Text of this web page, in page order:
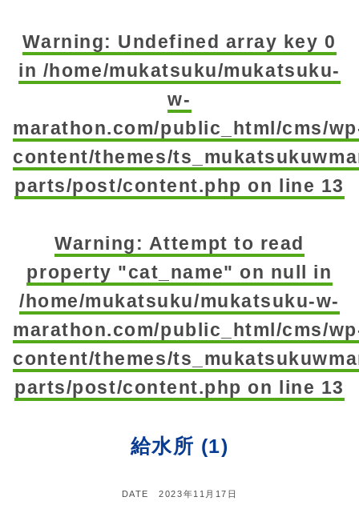
Warning: Undefined array key 0
in /home/mukatsuku/mukatsuku-
w-
marathon.com/public_html/cms/
content/themes/
parts/post/content.php on line 13
Warning: Attempt to read
property "cat_name" on null in
/home/mukatsuku/mukatsuku-w-
marathon.com/public_html/cms/
content/themes/
parts/post/content.php on line 13
給水所 (1)
DATE2023年11月17日